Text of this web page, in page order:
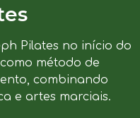
Pilates no início do
método de
combinando
e artes marciais.